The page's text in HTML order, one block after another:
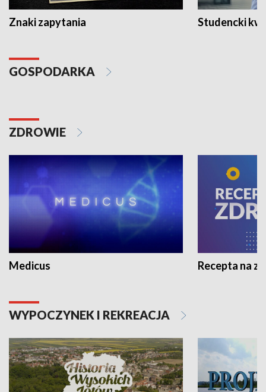
Znaki zapytania Studencki
GOSPODARKA
ZDROWIE
Medicus Recepta na
WYPOCZYNEK I REKREACJA